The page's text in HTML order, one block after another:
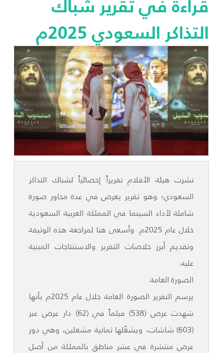
قراءة في تقرير شباك
التذاكر السعودي 2025م
نشرت هيئة الأفلام تقريراً إحصائياً لشباك التذاكر
السعودي؛ وهو تقرير يعرض في عدة محاور صورة
شاملة لأداء السينما في المملكة العربية السعودية
خلال عام 2025م. وأسعى هنا لمراجعة هذه الوثيقة
وتقديم أبرز خلاصات التقرير والاستنتاجات المبنية
عليه.
الصورة العامة
يرسم التقرير الصورة العامة خلال عام 2025م بأنها
شهدت عرض (538) فيلماً في (62) دار عرض عبر
(603) شاشات، ويشغّلها ثمانية مشغلين، وهي دور
عرض منتشرة في عشر مناطق بالمملكة من أصل